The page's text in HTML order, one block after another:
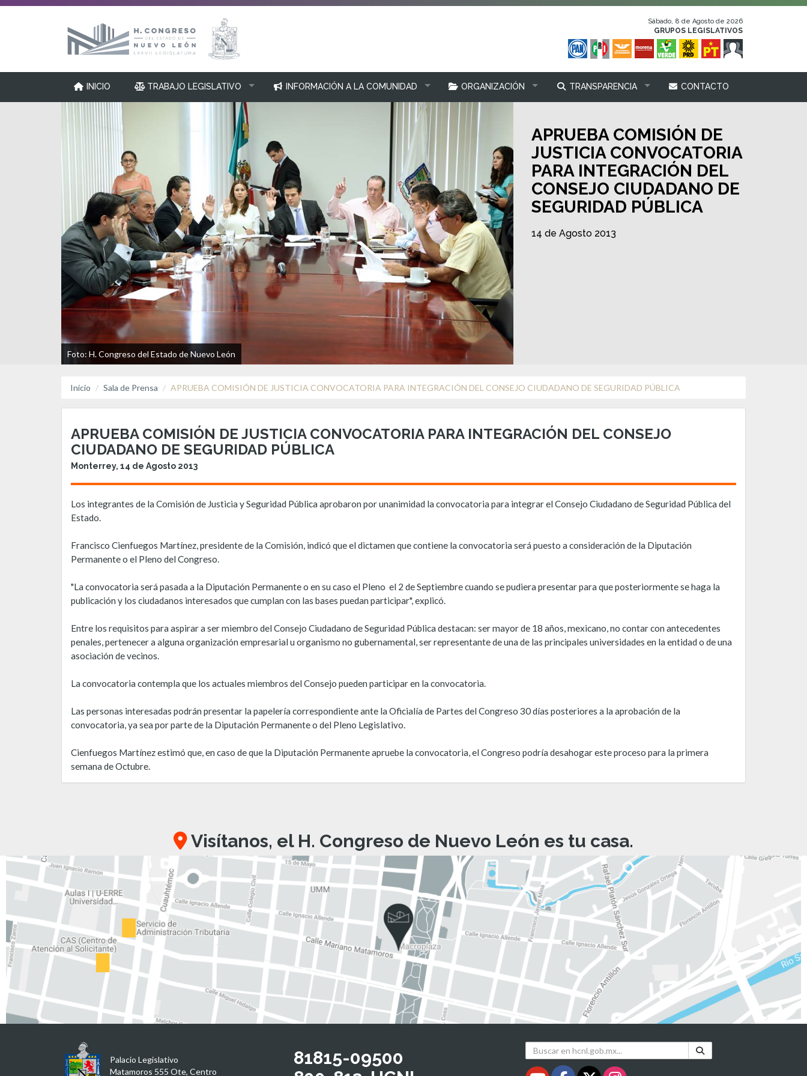
Sábado, 8 de Agosto de 2026
GRUPOS LEGISLATIVOS
INICIO TRABAJO LEGISLATIVO INFORMACIÓN A LA COMUNIDAD ORGANIZACIÓN TRANSPARENCIA CONTACTO
Foto: H. Congreso del Estado de Nuevo León
APRUEBA COMISIÓN DE
JUSTICIA CONVOCATORIA
PARA INTEGRACIÓN DEL
CONSEJO CIUDADANO DE
SEGURIDAD PÚBLICA
14 de Agosto 2013
Inicio Sala de Prensa APRUEBA COMISIÓN DE JUSTICIA CONVOCATORIA PARA INTEGRACIÓN DEL CONSEJO CIUDADANO DE SEGURIDAD PÚBLICA
APRUEBA COMISIÓN DE JUSTICIA CONVOCATORIA PARA INTEGRACIÓN DEL CONSEJO
CIUDADANO DE SEGURIDAD PÚBLICA
Monterrey, 14 de Agosto 2013
Los integrantes de la Comisión de Justicia y Seguridad Pública aprobaron por unanimidad la convocatoria para integrar el Consejo Ciudadano de Seguridad Pública del
Estado.
Francisco Cienfuegos Martínez, presidente de la Comisión, indicó que el dictamen que contiene la convocatoria será puesto a consideración de la Diputación
Permanente o el Pleno del Congreso.
"La convocatoria será pasada a la Diputación Permanente o en su caso el Pleno el 2 de Septiembre cuando se pudiera presentar para que posteriormente se haga la
publicación y los ciudadanos interesados que cumplan con las bases puedan participar", explicó.
Entre los requisitos para aspirar a ser miembro del Consejo Ciudadano de Seguridad Pública destacan: ser mayor de 18 años, mexicano, no contar con antecedentes
penales, pertenecer a alguna organización empresarial u organismo no gubernamental, ser representante de una de las principales universidades en la entidad o de una
asociación de vecinos.
La convocatoria contempla que los actuales miembros del Consejo pueden participar en la convocatoria.
Las personas interesadas podrán presentar la papelería correspondiente ante la Oficialía de Partes del Congreso 30 días posteriores a la aprobación de la
convocatoria, ya sea por parte de la Diputación Permanente o del Pleno Legislativo.
Cienfuegos Martínez estimó que, en caso de que la Diputación Permanente apruebe la convocatoria, el Congreso podría desahogar este proceso para la primera
semana de Octubre.
Visítanos, el H. Congreso de Nuevo León es tu casa.
Palacio Legislativo
Matamoros 555 Ote, Centro
81815-09500